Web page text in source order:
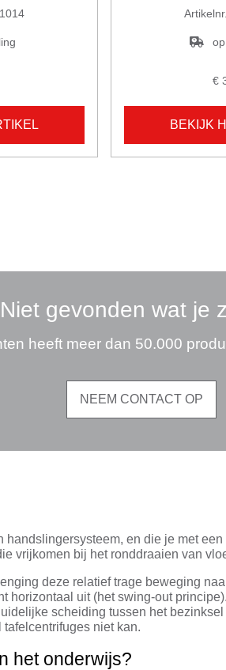
€
BEKIJK
Niet gevonden wat je
heeft meer dan 50.000
NEEM CONTACT OP
en die je met
vrijkomen bij het ronddraaien van
deze relatief trage beweging
horizontaal uit (het swing-out
scheiding tussen het
niet kan.
het onderwijs?